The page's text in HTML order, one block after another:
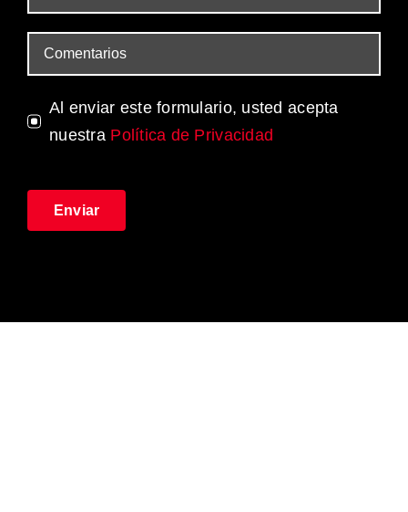
Al enviar este formulario, usted acepta
nuestra Política de Privacidad
Enviar